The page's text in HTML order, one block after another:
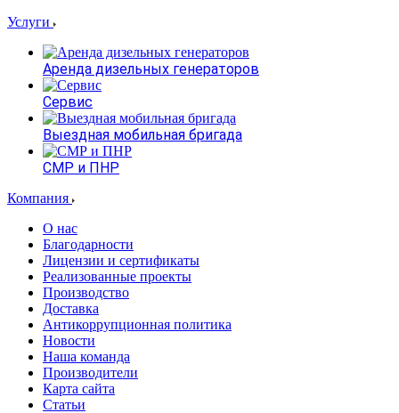
Услуги
Аренда дизельных генераторов
Сервис
Выездная мобильная бригада
СМР и ПНР
Компания
О нас
Благодарности
Лицензии и сертификаты
Реализованные проекты
Производство
Доставка
Антикоррупционная политика
Новости
Наша команда
Производители
Карта сайта
Статьи